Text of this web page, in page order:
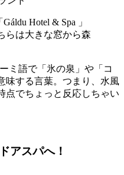
Hotel & Spa 」
らは大きな窓から森
ミ語で「氷の泉」や「コ
味する言葉。つまり、水風
点でちょっと反応しちゃい
アスパへ！